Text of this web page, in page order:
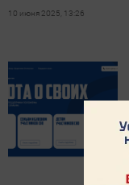
10 июня 2025, 13:26